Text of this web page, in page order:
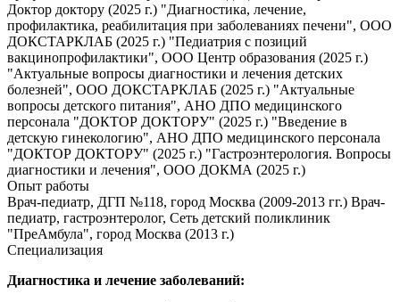
Доктор доктору (2025 г.) "Диагностика, лечение,
профилактика, реабилитация при заболеваниях печени", ООО
ДОКСТАРКЛАБ (2025 г.) "Педиатрия с позиций
вакцинопрофилактики", ООО Центр образования (2025 г.)
"Актуальные вопросы диагностики и лечения детских
болезней", ООО ДОКСТАРКЛАБ (2025 г.) "Актуальные
вопросы детского питания", АНО ДПО медицинского
персонала "ДОКТОР ДОКТОРУ" (2025 г.) "Введение в
детскую гинекологию", АНО ДПО медицинского персонала
"ДОКТОР ДОКТОРУ" (2025 г.) "Гастроэнтерология. Вопросы
диагностики и лечения", ООО ДОКМА (2025 г.)
Опыт работы
Врач-педиатр, ДГП №118, город Москва (2009-2013 гг.) Врач-
педиатр, гастроэнтеролог, Сеть детский поликлиник
"ПреАмбула", город Москва (2013 г.)
Специализация
Диагностика и лечение заболеваний: